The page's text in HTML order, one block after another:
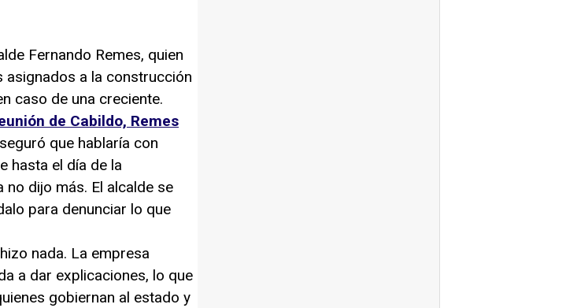
Fernando Remes, quien
a la construcción
caso de una creciente.
de Cabildo, Remes
que hablaría con
hasta el día de la
no dijo más. El alcalde se
para denunciar lo que
nada. La empresa
a dar explicaciones, lo que
gobiernan al estado y